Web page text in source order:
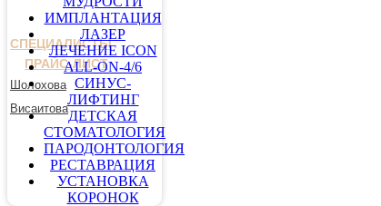
СПЕЦИАЛИСТЫ
ПРАЙС-ЛИСТ
Шолохова
Висаитова
ИМПЛАНТАЦИЯ
ЛАЗЕР
ЛЕЧЕНИЕ ICON
ALL-ON-4/6
СИНУС-
ЛИФТИНГ
ДЕТСКАЯ
СТОМАТОЛОГИЯ
ПАРОДОНТОЛОГИЯ
РЕСТАВРАЦИЯ
УСТАНОВКА
КОРОНОК